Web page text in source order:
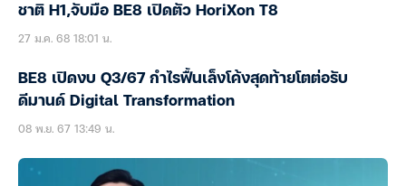
ชาติ H1,จับมือ BE8 เปิดตัว HoriXon T8
27 ม.ค. 68 18:01 น.
BE8 เปิดงบ Q3/67 กำไรฟื้นเล็งโค้งสุดท้ายโตต่อรับ
ดีมานด์ Digital Transformation
08 พ.ย. 67 13:49 น.